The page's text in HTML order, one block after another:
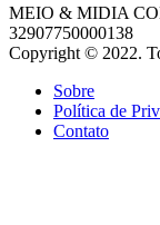
MEIO & MIDIA
32907750000138
Copyright © 2022.
Sobre
Política de
Contato